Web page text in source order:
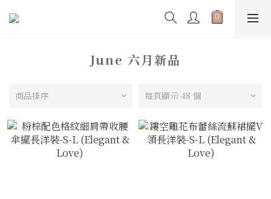
June 六月新品
商品排序 每頁顯示 48 個